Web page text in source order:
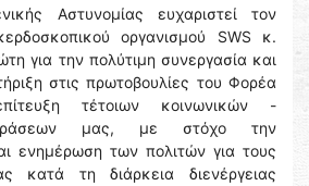
Αστυνομίας ευχαριστεί τον
οργανισμού SWS κ.
για την πολύτιμη συνεργασία και
στις πρωτοβουλίες του Φορέα
τέτοιων κοινωνικών -
δράσεων μας, με στόχο την
ενημέρωση των πολιτών για τους
κατά τη διάρκεια διενέργειας